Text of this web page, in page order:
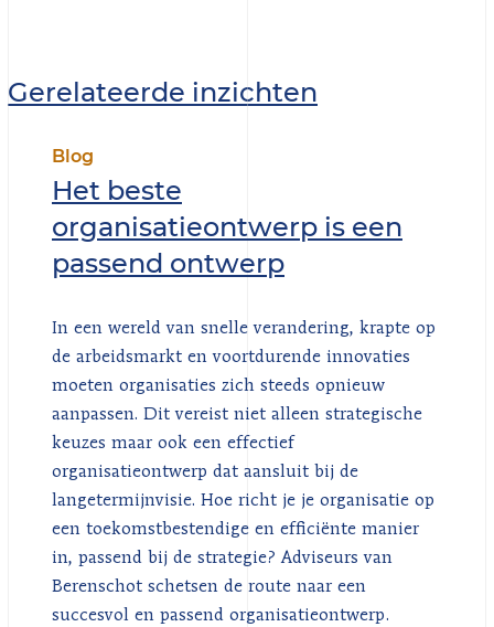
Gerelateerde inzichten
Blog
Het beste
organisatieontwerp is een
passend ontwerp
In een wereld van snelle verandering, krapte op
de arbeidsmarkt en voortdurende innovaties
moeten organisaties zich steeds opnieuw
aanpassen. Dit vereist niet alleen strategische
keuzes maar ook een effectief
organisatieontwerp dat aansluit bij de
langetermijnvisie. Hoe richt je je organisatie op
een toekomstbestendige en efficiënte manier
in, passend bij de strategie? Adviseurs van
Berenschot schetsen de route naar een
succesvol en passend organisatieontwerp.